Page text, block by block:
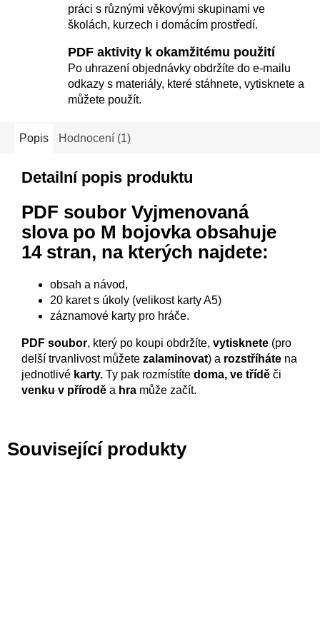
práci s různými věkovými skupinami ve
školách, kurzech i domácím prostředí.
PDF aktivity k okamžitému použití
Po uhrazení objednávky obdržíte do e-mailu
odkazy s materiály, které stáhnete, vytisknete a
můžete použít.
Popis Hodnocení (1)
Detailní popis produktu
PDF soubor Vyjmenovaná
slova po M bojovkaobsahuje
14 stran, na kterých najdete:
obsah a návod,
20 karet s úkoly (velikost karty A5)
záznamové karty pro hráče.
PDF soubor, který po koupi obdržíte, vytisknete (pro
delší trvanlivost můžete zalaminovat) a rozstříháte na
jednotlivé karty. Ty pak rozmístíte doma, ve třídě či
venku v přírodě a hra může začít.
Související produkty